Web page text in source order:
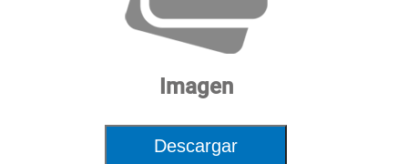
254 lbs. | 115 kg
Imagen
Descargar